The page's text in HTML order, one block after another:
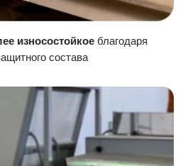
износостойкое благодаря
состава